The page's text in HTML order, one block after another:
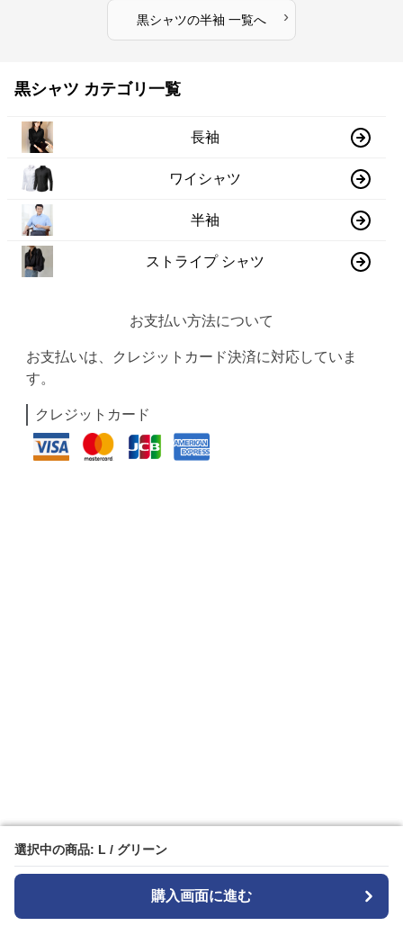
選択中の商品: L / グリーン
購入画面に進む
選択中の商品: L / グリーン
購入画面に進む
黒シャツの半袖 一覧へ ›
黒シャツ カテゴリ一覧
長袖
ワイシャツ
半袖
ストライプ シャツ
お支払い方法について
お支払いは、クレジットカード決済に対応していま
す。
クレジットカード